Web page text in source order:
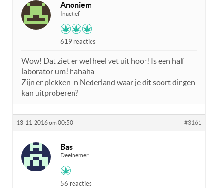
Anoniem
Inactief
619 reacties
Wow! Dat ziet er wel heel vet uit hoor! Is een half
laboratorium! hahaha
Zijn er plekken in Nederland waar je dit soort dingen
kan uitproberen?
13-11-2016 om 00:50 #3161
Bas
Deelnemer
56 reacties